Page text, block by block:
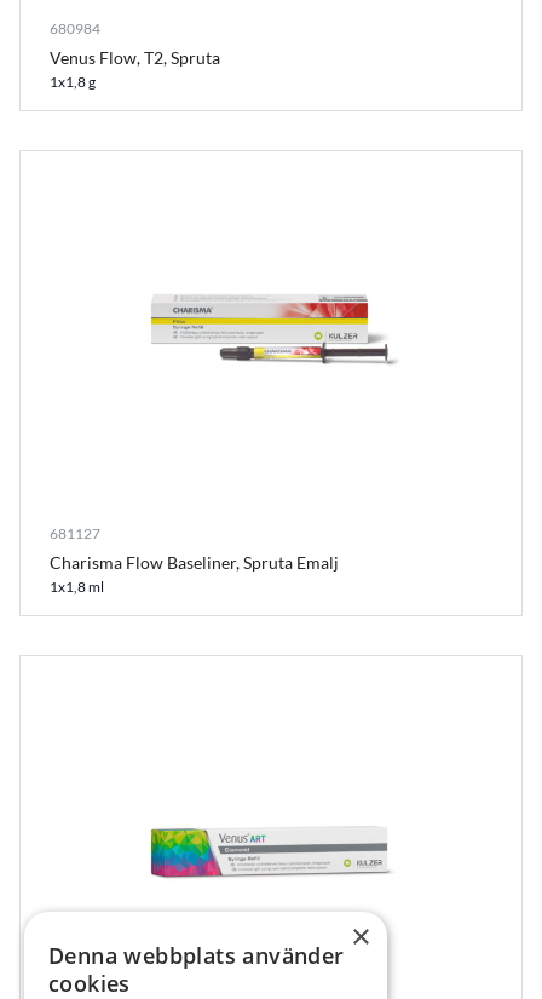
680984
Venus Flow, T2, Spruta
1x1,8 g
681127
Charisma Flow Baseliner, Spruta Emalj
1x1,8 ml
×
Denna webbplats använder
cookies